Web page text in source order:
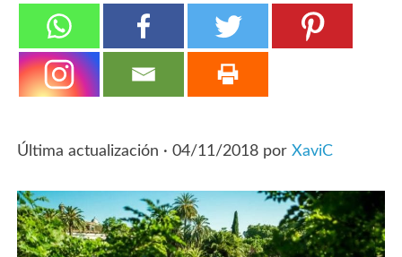
Última actualización · 04/11/2018 porXaviC